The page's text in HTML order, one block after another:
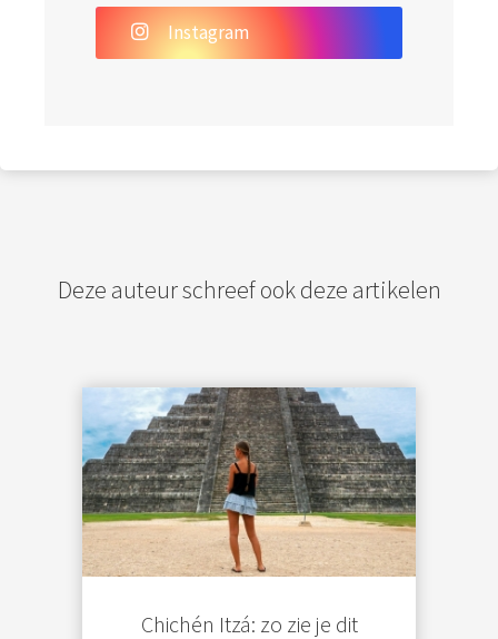
Instagram
Deze auteur schreef ook deze artikelen
Chichén Itzá: zo zie je dit